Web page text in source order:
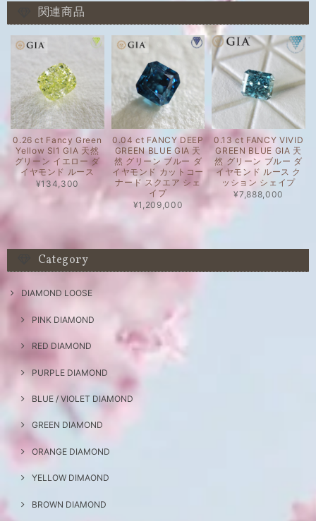
関連商品
0.26 ct Fancy Green
Yellow SI1 GIA 天然
グリーン イエロー ダ
イヤモンド ルース
¥134,300
0.04 ct FANCY DEEP
GREEN BLUE GIA 天
然 グリーン ブルー ダ
イヤモンド カットコー
ナード スクエア シェ
イプ
¥1,209,000
0.13 ct FANCY VIVID
GREEN BLUE GIA 天
然 グリーン ブルー ダ
イヤモンド ルース ク
ッション シェイプ
¥7,888,000
Category
DIAMOND LOOSE
PINK DIAMOND
RED DIAMOND
PURPLE DIAMOND
BLUE / VIOLET DIAMOND
GREEN DIAMOND
ORANGE DIAMOND
YELLOW DIMAOND
BROWN DIAMOND